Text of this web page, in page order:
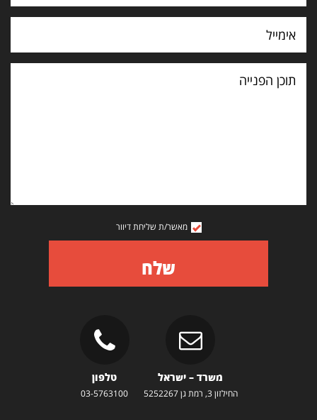
תוכן
הפנייה
מאשר/ת שליחת דיוור
שלח
משרד – ישראל
החילזון 3, רמת גן 5252267
טלפון
03-5763100